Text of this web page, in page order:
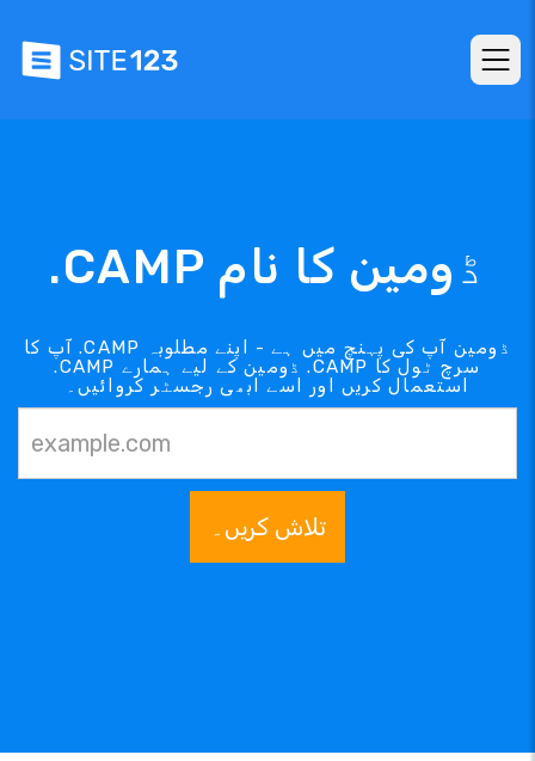
.CAMP ڈومین کا نام
آپ کا .CAMP ڈومین آپ کی پہنچ میں ہے - اپنے مطلوبہ
.CAMP ڈومین کے لیے ہمارے .CAMP سرچ ٹول کا
استعمال کریں اور اسے ابھی رجسٹر کروائیں۔
تلاش کریں۔